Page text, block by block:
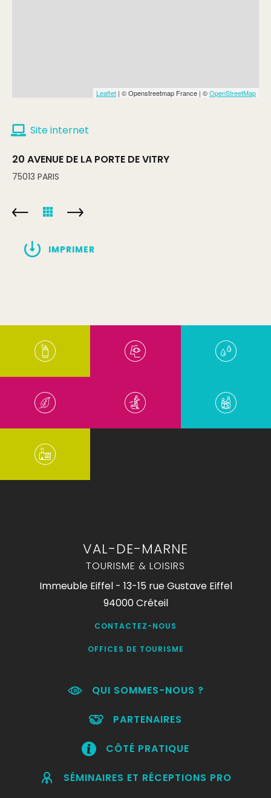
Leaflet | © Openstreetmap France | ©OpenStreetMap
Site internet
20 AVENUE DE LA PORTE DE VITRY
75013 PARIS
IMPRIMER
VAL-DE-MARNE
TOURISME & LOISIRS
Immeuble Eiffel - 13-15 rue Gustave Eiffel
94000 Créteil
CONTACTEZ-NOUS
OFFICES DE TOURISME
QUI SOMMES-NOUS ?
PARTENAIRES
CÔTÉ PRATIQUE
SÉMINAIRES ET RÉCEPTIONS PRO